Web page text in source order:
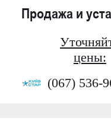
Продажа и
цены:
(067) 536-